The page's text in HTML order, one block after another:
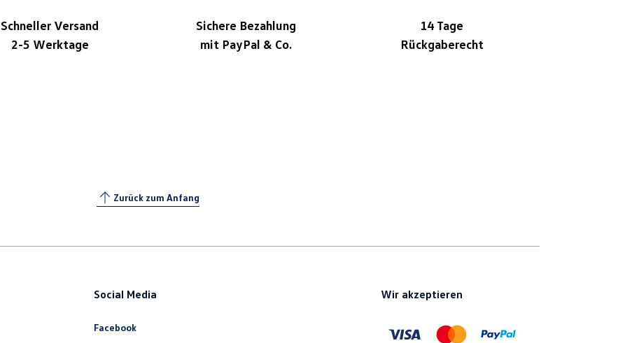
Schneller Versand
2-5 Werktage
Sichere Bezahlung
mit PayPal & Co.
14 Tage
Rückgaberecht
Zurück zum Anfang
Social Media
Facebook
Wir akzeptieren